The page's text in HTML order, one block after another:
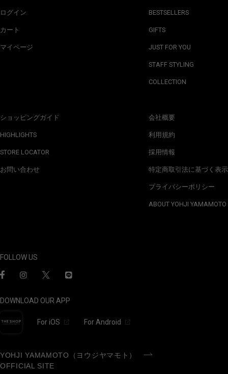
ログイン
カート
マイページ
ショッピングガイド
HIGHLIGHTS
STORE LOCATOR
お問い合わせ
BESTSELLERS
GIFTS
JUST FOR YOU
STAFF STYLING
COLLECTION
会社概要
利用規約
採用情報
特定商取引法に基づく表示
プライバシーポリシー
ABOUT YOHJI YAMAMOTO
FOLLOW US
DOWNLOAD OUR APP
For iOS For Android
YOHJI YAMAMOTO（ヨウジヤマモト）
OFFICIAL SITE